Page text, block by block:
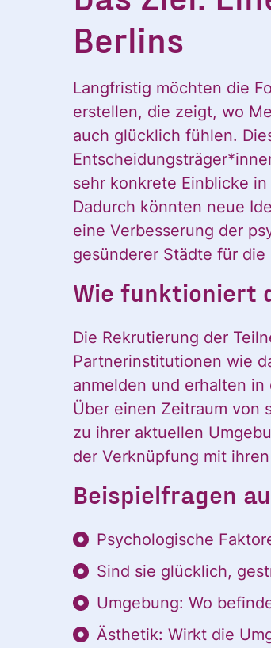
Berlins
Langfristig möchten die
erstellen, die zeigt, wo
auch glücklich fühlen.
sehr konkrete Einblicke
Dadurch könnten neue
eine Verbesserung der
gesünderer Städte für
Wie funktioniert
Die Rekrutierung der
Partnerinstitutionen wie
anmelden und erhalten
Über einen Zeitraum von
zu ihrer aktuellen
der Verknüpfung mit
Beispielfragen
Psychologische
Sind sie glücklich,
Umgebung: Wo
Ästhetik: Wirkt die
Ja, ich
Informationen
und
des CDL
in mein
Postfach:
Ja,